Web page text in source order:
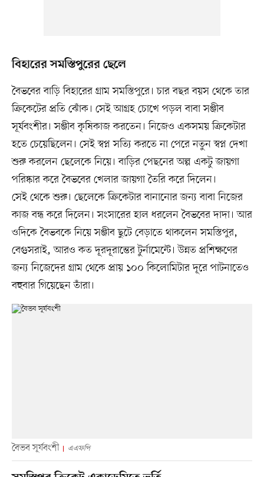
বিহারের সমস্তিপুরের ছেলে
বৈভবের বাড়ি বিহারের গ্রাম সমস্তিপুরে। চার বছর বয়স থেকে তার
ক্রিকেটের প্রতি ঝোঁক। সেই আগ্রহ চোখে পড়ল বাবা সঞ্জীব
সূর্যবংশীর। সঞ্জীব কৃষিকাজ করতেন। নিজেও একসময় ক্রিকেটার
হতে চেয়েছিলেন। সেই স্বপ্ন সত্যি করতে না পেরে নতুন স্বপ্ন দেখা
শুরু করলেন ছেলেকে নিয়ে। বাড়ির পেছনের অল্প একটু জায়গা
পরিষ্কার করে বৈভবের খেলার জায়গা তৈরি করে দিলেন।
সেই থেকে শুরু। ছেলেকে ক্রিকেটার বানানোর জন্য বাবা নিজের
কাজ বন্ধ করে দিলেন। সংসারের হাল ধরলেন বৈভবের দাদা। আর
ওদিকে বৈভবকে নিয়ে সঞ্জীব ছুটে বেড়াতে থাকলেন সমস্তিপুর,
বেগুসরাই, আরও কত দূরদূরান্তের টুর্নামেন্টে। উন্নত প্রশিক্ষণের
জন্য নিজেদের গ্রাম থেকে প্রায় ১০০ কিলোমিটার দূরে পাটনাতেও
বহুবার গিয়েছেন তাঁরা।
বৈভব সূর্যবংশী এএফপি